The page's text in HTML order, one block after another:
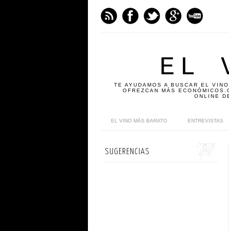
EL
TE AYUDAMOS A BUSCAR EL
OFREZCAN MÁS
ONLINE
EL VINO MÁS BARATO ENTREVISTAS
SUGERENCIAS